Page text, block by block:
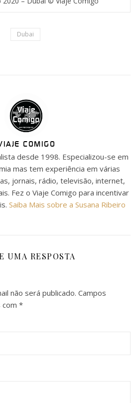
Dubai
COMIGO
desde 1998. Especializou-se em
mas tem experiência em várias
jornais, rádio, televisão, internet,
Fez o Viaje Comigo para incentivar
Saiba Mais sobre a Susana Ribeiro
UMA RESPOSTA
não será publicado. Campos
*